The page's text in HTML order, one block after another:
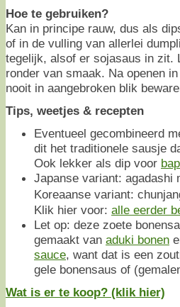
Hoe te gebruiken?
Kan in principe rauw, dus als
of in de vulling van allerlei
tegelijk, alsof er sojasaus in zit.
ronder van smaak. Na openen
nooit in aangebroken blik
Tips, weetjes & recepten
Eventueel gecombineerd
dit het traditionele sausje
Ook lekker als dip voor
Japanse variant: agadashi
Koreaanse variant:
Klik hier voor: alle eerder
Let op: deze zoete
gemaakt van aduki bonen
sauce, want dat is een
gele bonensaus of
Wat is er te koop? (klik hier)